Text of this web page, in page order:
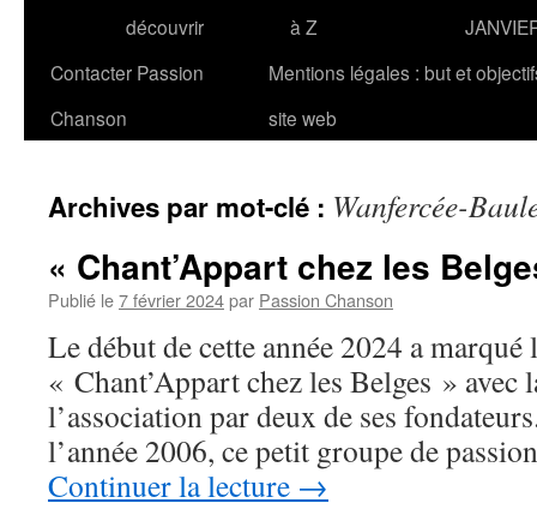
découvrir
à Z
Contacter Passion
Chanson
Mentions légales : but et
site web
Archives par mot-clé : Wanfercée-
« Chant’Appart chez les
Publié le7 février 2024par Passion Chanson
Le début de cette année 2024 a marqué
« Chant’Appart chez les Belges » avec
l’association par deux de ses
l’année 2006, ce petit groupe de
Continuer la lecture →